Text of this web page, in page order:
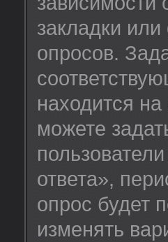
закладки
опросов.
находится
можете
ответа»,
опрос будет
изменять